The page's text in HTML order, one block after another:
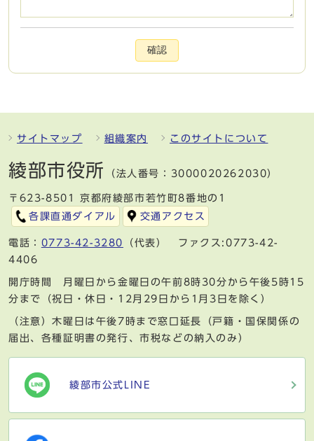
確認
サイトマップ 組織案内 このサイトについて
綾部市役所 （法人番号：3000020262030）
〒623-8501 京都府綾部市若竹町8番地の1
各課直通ダイアル
交通アクセス
電話： 0773-42-3280
（代表） ファクス:0773-42-
4406
開庁時間 月曜日から金曜日の午前8時30分から午後5時15
分まで（祝日・休日・12月29日から1月3日を除く）
（注意）木曜日は午後7時まで窓口延長（戸籍・国保関係の
届出、各種証明書の発行、市税などの納入のみ）
綾部市公式LINE